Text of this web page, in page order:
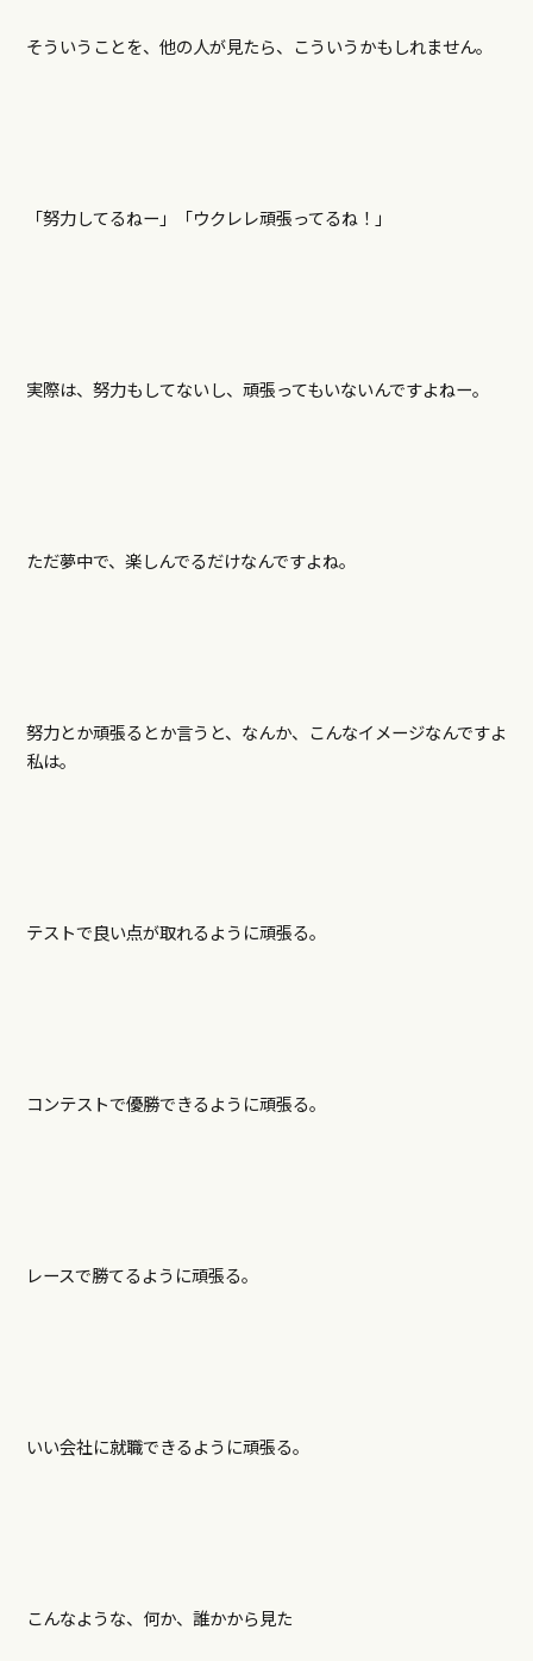
そういうことを、他の人が見たら、こういうかもしれません。
「努力してるねー」「ウクレレ頑張ってるね！」
実際は、努力もしてないし、頑張ってもいないんですよねー。
ただ夢中で、楽しんでるだけなんですよね。
努力とか頑張るとか言うと、なんか、こんなイメージなんですよ
私は。
テストで良い点が取れるように頑張る。
コンテストで優勝できるように頑張る。
レースで勝てるように頑張る。
いい会社に就職できるように頑張る。
こんなような、何か、誰かから見た